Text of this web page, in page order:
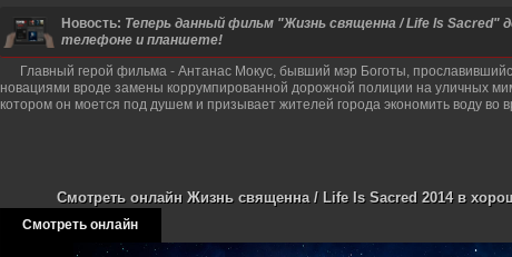
Новость: Теперь данный фильм "Жизнь священна / Life Is Sacred"
телефоне и планшете!
Главный герой фильма - Антанас Мокус, бывший мэр Боготы,
новациями вроде замены коррумпированной дорожной полиции на уличных
котором он моется под душем и призывает жителей города экономить воду во
Смотреть онлайн Жизнь священна / Life Is Sacred 2014 в
Смотреть онлайн